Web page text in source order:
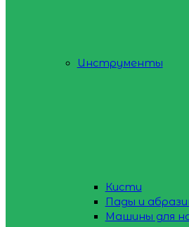
Инструменты
Кисти
Пады и
Машины для